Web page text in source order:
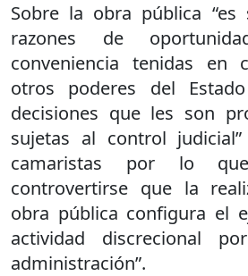
Sobre la obra pública “es
razones de
conveniencia tenidas en
otros poderes del
decisiones que les son
sujetas al control
camaristas por lo
controvertirse que la
obra pública configura el
actividad discrecional
administración”.